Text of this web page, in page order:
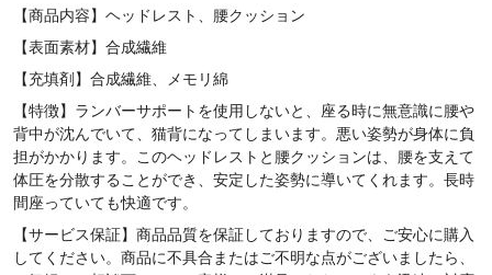
【商品内容】ヘッドレスト、腰クッション
【表面素材】合成繊維
【充填剤】合成繊維、メモリ綿
【特徴】ランバーサポートを使用しないと、座る時に無意識に腰や
背中が沈んでいて、猫背になってしまいます。悪い姿勢が身体に負
担がかかります。このヘッドレストと腰クッションは、腰を支えて
体圧を分散することができ、安定した姿勢に導いてくれます。長時
間座っていても快適です。
【サービス保証】商品品質を保証しておりますので、ご安心に購入
してください。商品に不具合またはご不明な点がございましたら、